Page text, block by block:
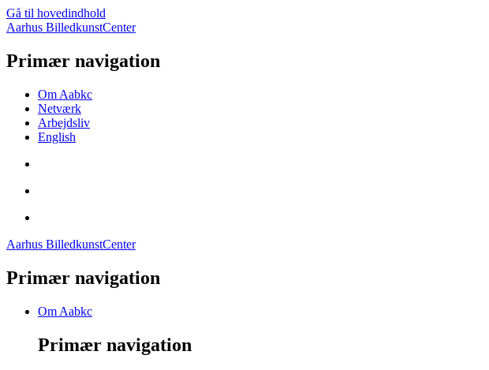
Gå til hovedindhold
Aarhus BilledkunstCenter
Primær navigation
Om Aabkc
Netværk
Arbejdsliv
English
Aarhus BilledkunstCenter
Primær navigation
Om Aabkc
Primær navigation